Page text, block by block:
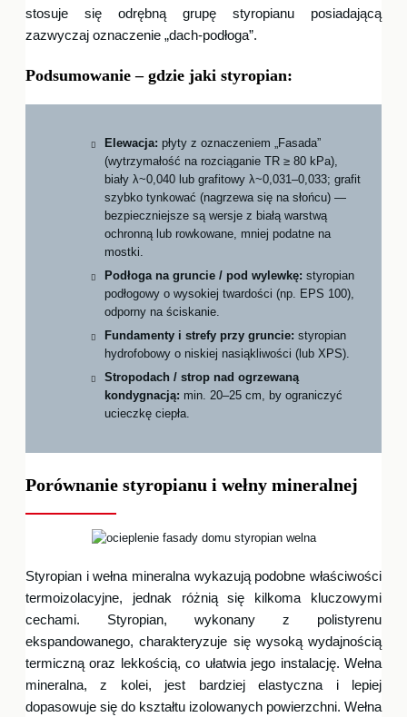
stosuje się odrębną grupę styropianu posiadającą
zazwyczaj oznaczenie „dach-podłoga”.
Podsumowanie – gdzie jaki styropian:
Elewacja: płyty z oznaczeniem „Fasada”
(wytrzymałość na rozciąganie TR ≥ 80 kPa),
biały λ~0,040 lub grafitowy λ~0,031–0,033; grafit
szybko tynkować (nagrzewa się na słońcu) —
bezpieczniejsze są wersje z białą warstwą
ochronną lub rowkowane, mniej podatne na
mostki.
Podłoga na gruncie / pod wylewkę: styropian
podłogowy o wysokiej twardości (np. EPS 100),
odporny na ściskanie.
Fundamenty i strefy przy gruncie: styropian
hydrofobowy o niskiej nasiąkliwości (lub XPS).
Stropodach / strop nad ogrzewaną
kondygnacją: min. 20–25 cm, by ograniczyć
ucieczkę ciepła.
Porównanie styropianu i wełny mineralnej
Styropian i wełna mineralna wykazują podobne właściwości
termoizolacyjne, jednak różnią się kilkoma kluczowymi
cechami. Styropian, wykonany z polistyrenu
ekspandowanego, charakteryzuje się wysoką wydajnością
termiczną oraz lekkością, co ułatwia jego instalację. Wełna
mineralna, z kolei, jest bardziej elastyczna i lepiej
dopasowuje się do kształtu izolowanych powierzchni. Wełna